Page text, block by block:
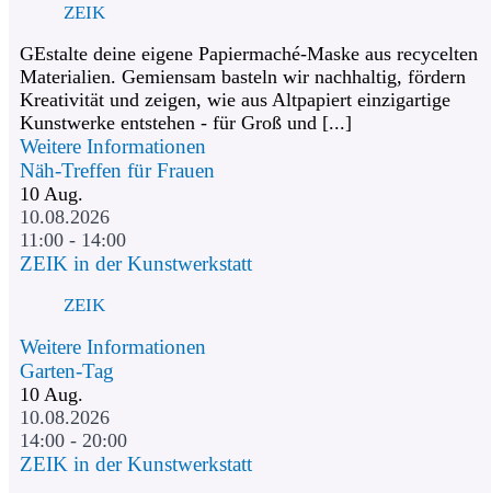
ZEIK
GEstalte deine eigene Papiermaché-Maske aus recycelten
Materialien. Gemiensam basteln wir nachhaltig, fördern
Kreativität und zeigen, wie aus Altpapiert einzigartige
Kunstwerke entstehen - für Groß und [...]
Weitere Informationen
Näh-Treffen für Frauen
10 Aug.
10.08.2026
11:00 - 14:00
ZEIK in der Kunstwerkstatt
ZEIK
Weitere Informationen
Garten-Tag
10 Aug.
10.08.2026
14:00 - 20:00
ZEIK in der Kunstwerkstatt